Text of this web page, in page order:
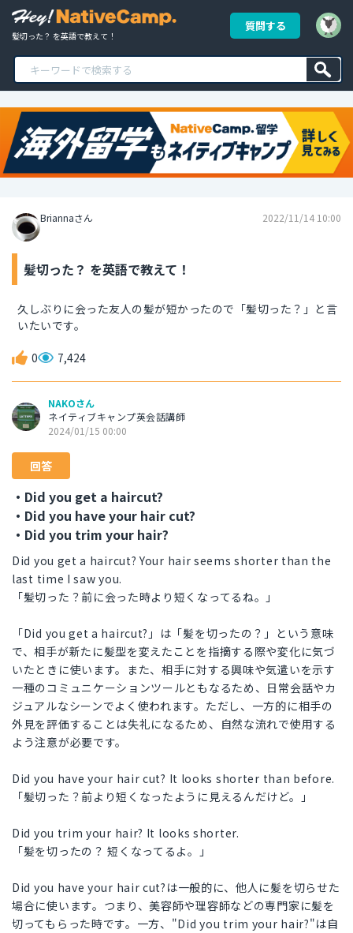
髪切った？ を英語で教えて！
質問する
Briannaさん 2022/11/14 10:00
髪切った？ を英語で教えて！
久しぶりに会った友人の髪が短かったので「髪切った？」と言
いたいです。
0 7,424
NAKOさん
ネイティブキャンプ英会話講師
2024/01/15 00:00
回答
・Did you get a haircut?
・Did you have your hair cut?
・Did you trim your hair?
Did you get a haircut? Your hair seems shorter than the
last time I saw you.
「髪切った？前に会った時より短くなってるね。」
「Did you get a haircut?」は「髪を切ったの？」という意味
で、相手が新たに髪型を変えたことを指摘する際や変化に気づ
いたときに使います。また、相手に対する興味や気遣いを示す
一種のコミュニケーションツールともなるため、日常会話やカ
ジュアルなシーンでよく使われます。ただし、一方的に相手の
外見を評価することは失礼になるため、自然な流れで使用する
よう注意が必要です。
Did you have your hair cut? It looks shorter than before.
「髪切った？前より短くなったように見えるんだけど。」
Did you trim your hair? It looks shorter.
「髪を切ったの？ 短くなってるよ。」
Did you have your hair cut?は一般的に、他人に髪を切らせた
場合に使います。つまり、美容師や理容師などの専門家に髪を
切ってもらった時です。一方、"Did you trim your hair?"は自